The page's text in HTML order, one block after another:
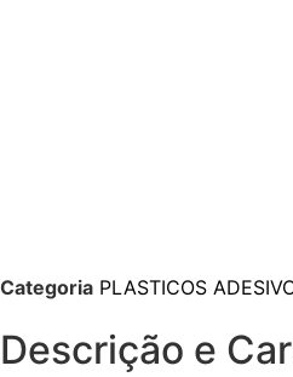
Categoria PLASTICOS
Descrição e